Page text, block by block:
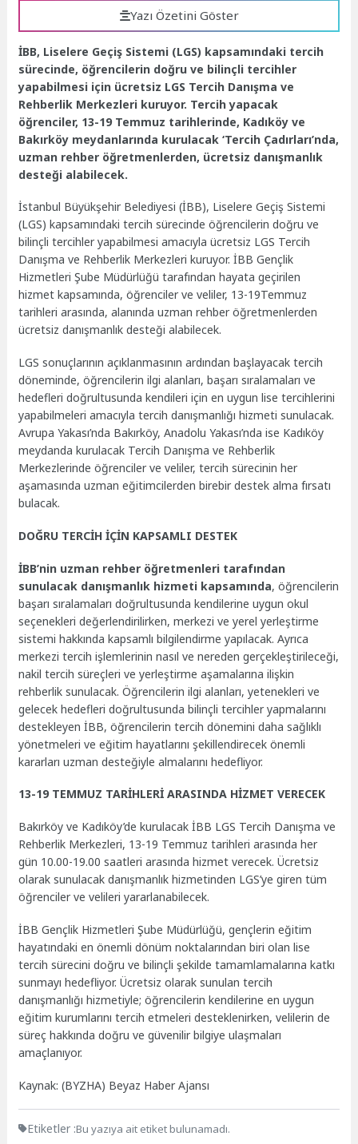
Yazı Özetini Göster
İBB, Liselere Geçiş Sistemi (LGS) kapsamındaki tercih
sürecinde, öğrencilerin doğru ve bilinçli tercihler
yapabilmesi için ücretsiz LGS Tercih Danışma ve
Rehberlik Merkezleri kuruyor. Tercih yapacak
öğrenciler, 13-19 Temmuz tarihlerinde, Kadıköy ve
Bakırköy meydanlarında kurulacak ‘Tercih Çadırları’nda,
uzman rehber öğretmenlerden, ücretsiz danışmanlık
desteği alabilecek.
İstanbul Büyükşehir Belediyesi (İBB), Liselere Geçiş Sistemi
(LGS) kapsamındaki tercih sürecinde öğrencilerin doğru ve
bilinçli tercihler yapabilmesi amacıyla ücretsiz LGS Tercih
Danışma ve Rehberlik Merkezleri kuruyor. İBB Gençlik
Hizmetleri Şube Müdürlüğü tarafından hayata geçirilen
hizmet kapsamında, öğrenciler ve veliler, 13-19Temmuz
tarihleri arasında, alanında uzman rehber öğretmenlerden
ücretsiz danışmanlık desteği alabilecek.
LGS sonuçlarının açıklanmasının ardından başlayacak tercih
döneminde, öğrencilerin ilgi alanları, başarı sıralamaları ve
hedefleri doğrultusunda kendileri için en uygun lise tercihlerini
yapabilmeleri amacıyla tercih danışmanlığı hizmeti sunulacak.
Avrupa Yakası’nda Bakırköy, Anadolu Yakası’nda ise Kadıköy
meydanda kurulacak Tercih Danışma ve Rehberlik
Merkezlerinde öğrenciler ve veliler, tercih sürecinin her
aşamasında uzman eğitimcilerden birebir destek alma fırsatı
bulacak.
DOĞRU TERCİH İÇİN KAPSAMLI DESTEK
İBB’nin uzman rehber öğretmenleri tarafından
sunulacak danışmanlık hizmeti kapsamında, öğrencilerin
başarı sıralamaları doğrultusunda kendilerine uygun okul
seçenekleri değerlendirilirken, merkezi ve yerel yerleştirme
sistemi hakkında kapsamlı bilgilendirme yapılacak. Ayrıca
merkezi tercih işlemlerinin nasıl ve nereden gerçekleştirileceği,
nakil tercih süreçleri ve yerleştirme aşamalarına ilişkin
rehberlik sunulacak. Öğrencilerin ilgi alanları, yetenekleri ve
gelecek hedefleri doğrultusunda bilinçli tercihler yapmalarını
destekleyen İBB, öğrencilerin tercih dönemini daha sağlıklı
yönetmeleri ve eğitim hayatlarını şekillendirecek önemli
kararları uzman desteğiyle almalarını hedefliyor.
13-19 TEMMUZ TARİHLERİ ARASINDA HİZMET VERECEK
Bakırköy ve Kadıköy’de kurulacak İBB LGS Tercih Danışma ve
Rehberlik Merkezleri, 13-19 Temmuz tarihleri arasında her
gün 10.00-19.00 saatleri arasında hizmet verecek. Ücretsiz
olarak sunulacak danışmanlık hizmetinden LGS’ye giren tüm
öğrenciler ve velileri yararlanabilecek.
İBB Gençlik Hizmetleri Şube Müdürlüğü, gençlerin eğitim
hayatındaki en önemli dönüm noktalarından biri olan lise
tercih sürecini doğru ve bilinçli şekilde tamamlamalarına katkı
sunmayı hedefliyor. Ücretsiz olarak sunulan tercih
danışmanlığı hizmetiyle; öğrencilerin kendilerine en uygun
eğitim kurumlarını tercih etmeleri desteklenirken, velilerin de
süreç hakkında doğru ve güvenilir bilgiye ulaşmaları
amaçlanıyor.
Kaynak: (BYZHA) Beyaz Haber Ajansı
Etiketler :Bu yazıya ait etiket bulunamadı.